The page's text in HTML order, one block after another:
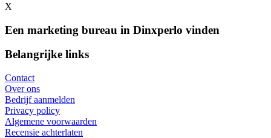
X
Een marketing bureau in Dinxperlo vinden
Belangrijke links
Contact
Over ons
Bedrijf aanmelden
Privacy policy
Algemene voorwaarden
Recensie achterlaten